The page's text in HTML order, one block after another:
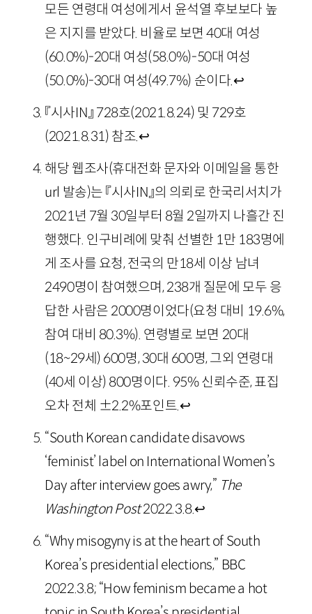
모든 연령대 여성에게서 윤석열 후보보다 높
은 지지를 받았다. 비율로 보면 40대 여성
(60.0%)-20대 여성(58.0%)-50대 여성
(50.0%)-30대 여성(49.7%) 순이다.↩
『시사IN』 728호(2021.8.24) 및 729호
(2021.8.31) 참조.↩
해당 웹조사(휴대전화 문자와 이메일을 통한
url 발송)는 『시사IN』의 의뢰로 한국리서치가
2021년 7월 30일부터 8월 2일까지 나흘간 진
행했다. 인구비례에 맞춰 선별한 1만 183명에
게 조사를 요청, 전국의 만18세 이상 남녀
2490명이 참여했으며, 238개 질문에 모두 응
답한 사람은 2000명이었다(요청 대비 19.6%,
참여 대비 80.3%). 연령별로 보면 20대
(18~29세) 600명, 30대 600명, 그외 연령대
(40세 이상) 800명이다. 95% 신뢰수준, 표집
오차 전체 ±2.2%포인트.↩
“South Korean candidate disavows
‘feminist’ label on International Women’s
Day after interview goes awry,” The
Washington Post2022.3.8.↩
“Why misogyny is at the heart of South
Korea’s presidential elections,” BBC
2022.3.8; “How feminism became a hot